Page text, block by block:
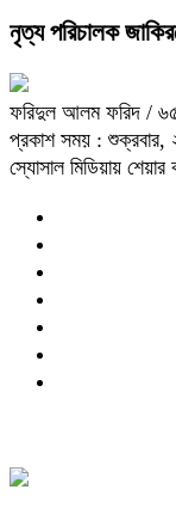
নৃত্য পরিচালক
ফরিদুল আলম ফরিদ /
প্রকাশ সময় :
স্যোসাল মিডিয়ায়